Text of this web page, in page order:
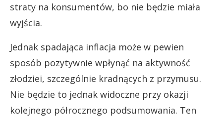
straty na konsumentów, bo nie będzie miała
wyjścia.
Jednak spadająca inflacja może w pewien
sposób pozytywnie wpłynąć na aktywność
złodziei, szczególnie kradnących z przymusu.
Nie będzie to jednak widoczne przy okazji
kolejnego półrocznego podsumowania. Ten